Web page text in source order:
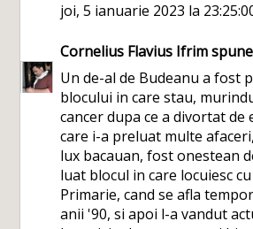
joi, 5 ianuarie 2023 la
Cornelius Flavius Ifrim
Un de-al de Budeanu a fost
blocului in care stau,
cancer dupa ce a divortat de
care i-a preluat multe
lux bacauan, fost onestean
luat blocul in care locuiesc
Primarie, cand se afla
anii '90, si apoi l-a vandut